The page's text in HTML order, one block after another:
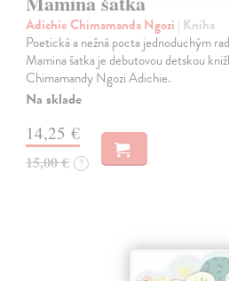
Adichie Chimamanda Ngozi | Kniha
Poetická a nežná pocta jednoduchým
Mamina šatka je debutovou detskou
Chimamandy Ngozi Adichie.
Na sklade
14,25 €
15,00 € ?